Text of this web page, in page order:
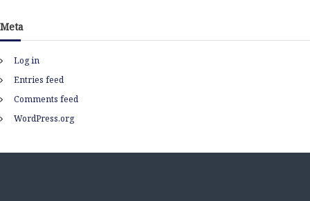
Meta
Log in
Entries feed
Comments feed
WordPress.org